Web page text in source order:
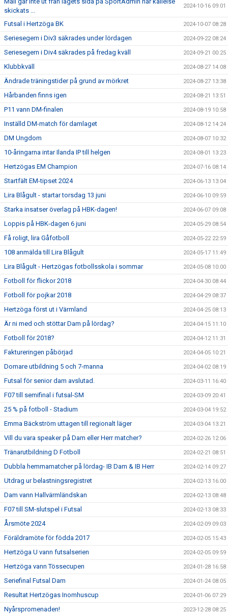
skickats ...
2024-10-16 09:01
Futsal i Hertzöga BK 2024-10-07 08:28
Seriesegern i Div3 säkrades under lördagen 2024-09-22 08:24
Seriesegern i Div4 säkrades på fredag kväll 2024-09-21 00:25
Klubbkväll 2024-08-27 14:08
Ändrade träningstider på grund av mörkret 2024-08-27 13:38
Hårbanden finns igen 2024-08-21 13:51
P11 vann DM-finalen 2024-08-19 10:58
Inställd DM-match för damlaget 2024-08-12 14:24
DM Ungdom 2024-08-07 10:32
10-åringarna intar Ilanda IP till helgen 2024-08-01 13:23
Hertzögas EM Champion 2024-07-16 08:14
Startfält EM-tipset 2024 2024-06-13 13:04
Lira Blågult - startar torsdag 13 juni 2024-06-10 09:59
Starka insatser överlag på HBK-dagen! 2024-06-07 09:08
Loppis på HBK-dagen 6 juni 2024-05-29 08:54
Få roligt, lira Gåfotboll 2024-05-22 22:59
108 anmälda till Lira Blågult 2024-05-17 11:49
Lira Blågult - Hertzögas fotbollsskola i sommar 2024-05-08 10:00
Fotboll för flickor 2018 2024-04-30 08:44
Fotboll för pojkar 2018 2024-04-29 08:37
Hertzöga först ut i Värmland 2024-04-25 08:13
Är ni med och stöttar Dam på lördag? 2024-04-15 11:10
Fotboll för 2018? 2024-04-12 11:31
Faktureringen påbörjad 2024-04-05 10:21
Domare utbildning 5 och 7-manna 2024-04-02 08:19
Futsal för senior dam avslutad. 2024-03-11 16:40
F07 till semifinal i futsal-SM 2024-03-09 20:41
25 % på fotboll - Stadium 2024-03-04 19:52
Emma Bäckström uttagen till regionalt läger 2024-03-04 13:21
Vill du vara speaker på Dam eller Herr matcher? 2024-02-26 12:06
Tränarutbildning D Fotboll 2024-02-21 08:51
Dubbla hemmamatcher på lördag- IB Dam & IB Herr 2024-02-14 09:27
Utdrag ur belastningsregistret 2024-02-13 16:00
Dam vann Hallvärmländskan 2024-02-13 08:48
F07 till SM-slutspel i Futsal 2024-02-13 08:33
Årsmöte 2024 2024-02-09 09:03
Föräldramöte för födda 2017 2024-02-05 15:43
Hertzöga U vann futsalserien 2024-02-05 09:59
Hertzöga vann Tössecupen 2024-01-28 16:58
Seriefinal Futsal Dam 2024-01-24 08:05
Resultat Hertzögas Inomhuscup 2024-01-06 07:29
Nyårspromenaden! 2023-12-28 08:25